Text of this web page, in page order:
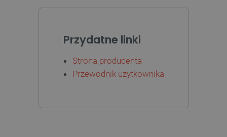
Przydatne linki
Strona producenta
Przewodnik użytkownika